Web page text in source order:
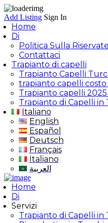
Add Listing Sign In
Home
Di
Politica Sulla
Contattaci
Trapianto di capelli
Trapianto Capelli
trapianto capelli
Trapianto capelli
Trapianto di Capelli in
Italiano
English
Español
Deutsch
Français
Italiano
العربية
Home
Di
Servizi
Trapianto di Capelli in